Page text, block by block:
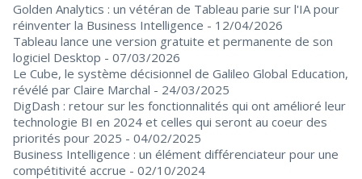
Golden Analytics : un vétéran de Tableau parie sur l'IA pour
réinventer la Business Intelligence - 12/04/2026
Tableau lance une version gratuite et permanente de son
logiciel Desktop - 07/03/2026
Le Cube, le système décisionnel de Galileo Global Education,
révélé par Claire Marchal - 24/03/2025
DigDash : retour sur les fonctionnalités qui ont amélioré leur
technologie BI en 2024 et celles qui seront au coeur des
priorités pour 2025 - 04/02/2025
Business Intelligence : un élément différenciateur pour une
compétitivité accrue - 02/10/2024